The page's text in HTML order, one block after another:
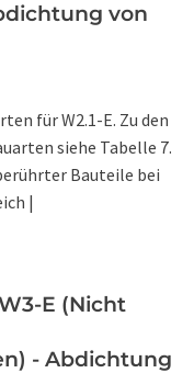
von
für W2.1-E. Zu den
siehe Tabelle 7.
Bauteile bei
|
E (Nicht
- Abdichtung